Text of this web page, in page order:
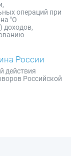
операций при
"О
доходов,
России
действия
Российской